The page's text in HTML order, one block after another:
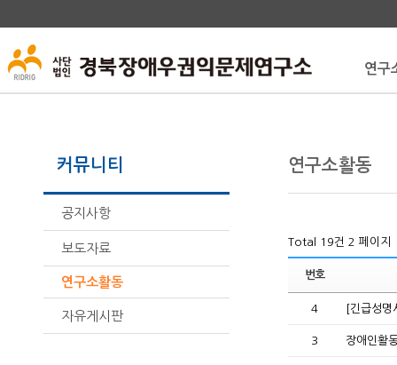
연구
커뮤니티
공지사항
보도자료
연구소활동
자유게시판
연구소활동
Total 19건 2 페이지
번호
4 [긴급성
3 장애인활